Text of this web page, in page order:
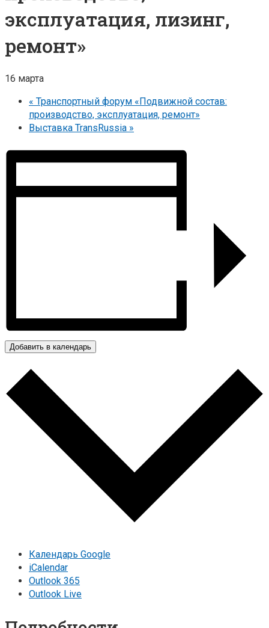
эксплуатация, лизинг,
ремонт»
16 марта
« Транспортный форум «Подвижной состав:
производство, эксплуатация, ремонт»
Выставка TransRussia »
Добавить в календарь
Календарь Google
iCalendar
Outlook 365
Outlook Live